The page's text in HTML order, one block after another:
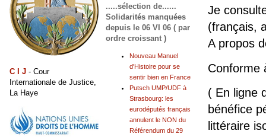
Je
(français,
A propos
Conforme
( En ligne
bénéfice
littéraire
.....sélection de......
Solidarités manquées
depuis le 06 VI 06 ( par
ordre croissant )
Nouveau Manuel
d'Histoire pour se
sentir bien en France
Putsch UMP/UDF à
Strasbourg: les
eurodéputés français
annulent le NON du
Référendum du 29
C I J - Cour
Internationale de Justice,
La Haye